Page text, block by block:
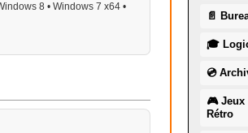
8 • Windows 7 x64 •
📄
🎓
💿
🎮 Jeux
Rétro